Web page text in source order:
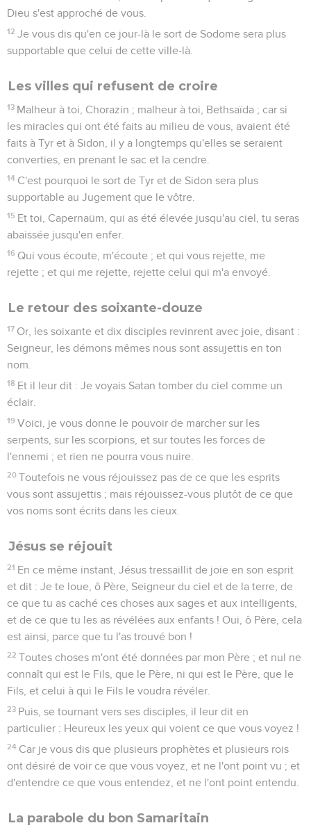
Dieu s'est approché de vous.
12 Je vous dis qu'en ce jour-là le sort de Sodome sera plus
supportable que celui de cette ville-là.
Les villes qui refusent de croire
13 Malheur à toi, Chorazin ; malheur à toi, Bethsaïda ; car si
les miracles qui ont été faits au milieu de vous, avaient été
faits à Tyr et à Sidon, il y a longtemps qu'elles se seraient
converties, en prenant le sac et la cendre.
14 C'est pourquoi le sort de Tyr et de Sidon sera plus
supportable au Jugement que le vôtre.
15 Et toi, Capernaüm, qui as été élevée jusqu'au ciel, tu seras
abaissée jusqu'en enfer.
16 Qui vous écoute, m'écoute ; et qui vous rejette, me
rejette ; et qui me rejette, rejette celui qui m'a envoyé.
Le retour des soixante-douze
17 Or, les soixante et dix disciples revinrent avec joie, disant :
Seigneur, les démons mêmes nous sont assujettis en ton
nom.
18 Et il leur dit : Je voyais Satan tomber du ciel comme un
éclair.
19 Voici, je vous donne le pouvoir de marcher sur les
serpents, sur les scorpions, et sur toutes les forces de
l'ennemi ; et rien ne pourra vous nuire.
20 Toutefois ne vous réjouissez pas de ce que les esprits
vous sont assujettis ; mais réjouissez-vous plutôt de ce que
vos noms sont écrits dans les cieux.
Jésus se réjouit
21 En ce même instant, Jésus tressaillit de joie en son esprit
et dit : Je te loue, ô Père, Seigneur du ciel et de la terre, de
ce que tu as caché ces choses aux sages et aux intelligents,
et de ce que tu les as révélées aux enfants ! Oui, ô Père, cela
est ainsi, parce que tu l'as trouvé bon !
22 Toutes choses m'ont été données par mon Père ; et nul ne
connaît qui est le Fils, que le Père, ni qui est le Père, que le
Fils, et celui à qui le Fils le voudra révéler.
23 Puis, se tournant vers ses disciples, il leur dit en
particulier : Heureux les yeux qui voient ce que vous voyez !
24 Car je vous dis que plusieurs prophètes et plusieurs rois
ont désiré de voir ce que vous voyez, et ne l'ont point vu ; et
d'entendre ce que vous entendez, et ne l'ont point entendu.
La parabole du bon Samaritain